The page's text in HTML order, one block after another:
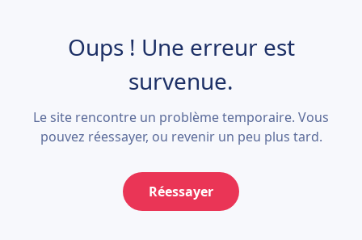
Oups ! Une erreur est
survenue.
Le site rencontre un problème temporaire. Vous
pouvez réessayer, ou revenir un peu plus tard.
Réessayer